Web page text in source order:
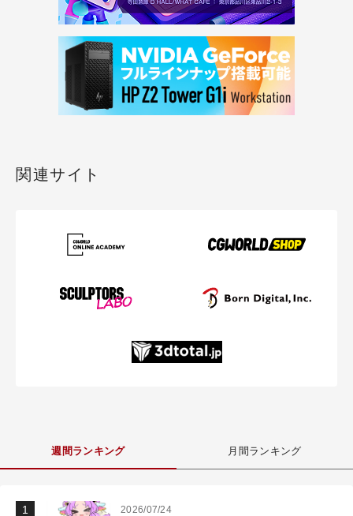
関連サイト
週間ランキング 月間ランキング
2026/07/24